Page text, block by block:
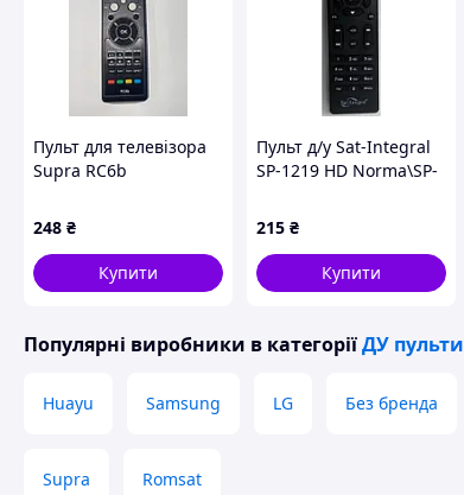
Пульт для телевізора
Supra RC6b
248 ₴
Купити
Пульт д/у Sat-Integral
SP-1219 HD Norma\SP-
X8/X8 Combo
215 ₴
Купити
Популярні виробники в категоріїДУ пульти
Huayu Samsung LG Без бренда
Supra Romsat